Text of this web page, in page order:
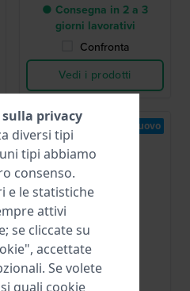
● Consegna in 2 a 3
giorni lavorativi
Confronta
Vedi i prodotti
Calvin Klein
Nuovo
privacy
diversi tipi
tipi abbiamo
consenso.
e le statistiche
attivi
se cliccate su
accettate
Se volete
quali cookie